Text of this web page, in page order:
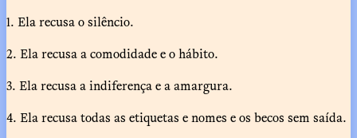
1. Ela recusa o silêncio.
2. Ela recusa a comodidade e o hábito.
3. Ela recusa a indiferença e a amargura.
4. Ela recusa todas as etiquetas e nomes e os becos sem saída.